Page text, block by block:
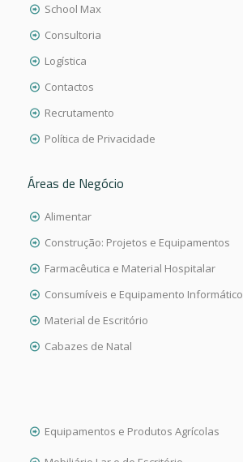
School Max
Consultoria
Logística
Contactos
Recrutamento
Política de Privacidade
Áreas de Negócio
Alimentar
Construção: Projetos e Equipamentos
Farmacêutica e Material Hospitalar
Consumíveis e Equipamento Informático
Material de Escritório
Cabazes de Natal
Equipamentos e Produtos Agrícolas